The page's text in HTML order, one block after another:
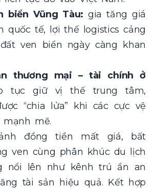
biển Vũng Tàu: gia tăng giá
quốc tế, lợi thế logistics cảng
ven biển ngày càng khan
thương mại – tài chính ở
tục giữ vị thế trung tâm,
“chia lửa” khi các cực vệ
mẽ.
đồng tiền mất giá, bất
ven cùng phân khúc du lịch
nổi lên như kênh trú ẩn an
tài sản hiệu quả. Kết hợp